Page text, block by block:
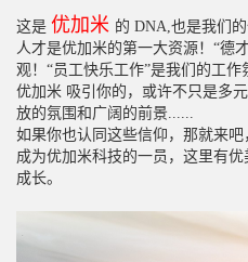
这是 优加米 的 DNA,也是我们的
人才是优加米的第一大资源！“德
观！“员工快乐工作”是我们的工作
优加米 吸引你的，或许不只是多
放的氛围和广阔的前景......
如果你也认同这些信仰，那就来吧
成为优加米科技的一员，这里有
成长。